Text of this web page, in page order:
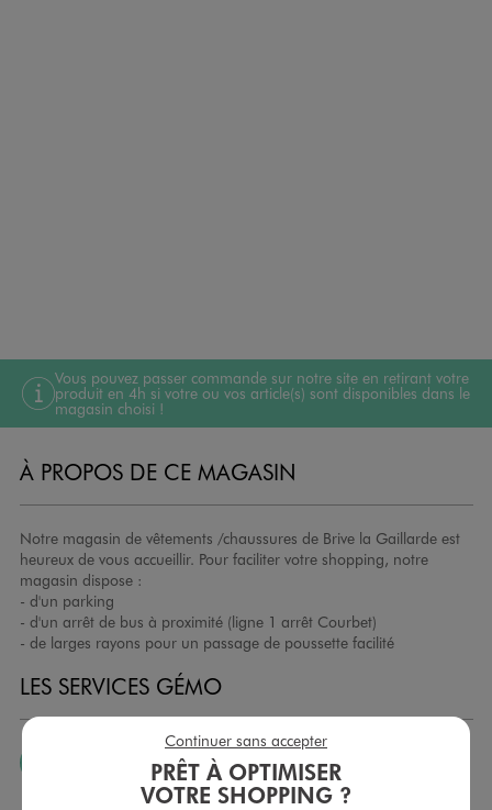
Vous pouvez passer commande sur notre site en retirant votre
produit en 4h si votre ou vos article(s) sont disponibles dans le
magasin choisi !
À PROPOS DE CE MAGASIN
Notre magasin de vêtements /chaussures de Brive la Gaillarde est
heureux de vous accueillir. Pour faciliter votre shopping, notre
magasin dispose :
- d'un parking
- d'un arrêt de bus à proximité (ligne 1 arrêt Courbet)
- de larges rayons pour un passage de poussette facilité
LES SERVICES GÉMO
JE PEUX CHANGER D’AVIS
Nous échangeons et vous proposons un avoir ou un
PRÊT À OPTIMISER
VOTRE SHOPPING ?
Continuer sans accepter